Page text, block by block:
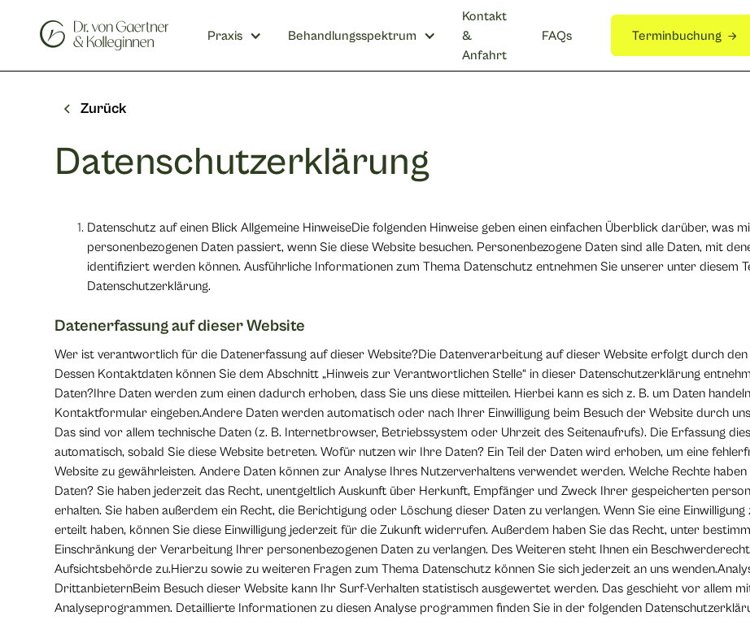
Praxis Behandlungsspektrum
Kontakt
&
Anfahrt
FAQs Terminbuchung
Zurück
Datenschutzerklärung
Datenschutz auf einen Blick Allgemeine HinweiseDie folgenden Hinweise geben einen einfachen Überblick darüber, was
personenbezogenen Daten passiert, wenn Sie diese Website besuchen. Personenbezogene Daten sind alle Daten, mit
identifiziert werden können. Ausführliche Informationen zum Thema Datenschutz entnehmen Sie unserer unter diesem
Datenschutzerklärung.
Datenerfassung auf dieser Website
Wer ist verantwortlich für die Datenerfassung auf dieser Website?Die Datenverarbeitung auf dieser Website erfolgt durch
Dessen Kontaktdaten können Sie dem Abschnitt „Hinweis zur Verantwortlichen Stelle“ in dieser Datenschutzerklärung
Daten?Ihre Daten werden zum einen dadurch erhoben, dass Sie uns diese mitteilen. Hierbei kann es sich z. B. um Daten
Kontaktformular eingeben.Andere Daten werden automatisch oder nach Ihrer Einwilligung beim Besuch der Website durch
Das sind vor allem technische Daten (z. B. Internetbrowser, Betriebssystem oder Uhrzeit des Seitenaufrufs). Die Erfassung
automatisch, sobald Sie diese Website betreten. Wofür nutzen wir Ihre Daten? Ein Teil der Daten wird erhoben, um eine
Website zu gewährleisten. Andere Daten können zur Analyse Ihres Nutzerverhaltens verwendet werden. Welche Rechte
Daten? Sie haben jederzeit das Recht, unentgeltlich Auskunft über Herkunft, Empfänger und Zweck Ihrer gespeicherten
erhalten. Sie haben außerdem ein Recht, die Berichtigung oder Löschung dieser Daten zu verlangen. Wenn Sie eine
erteilt haben, können Sie diese Einwilligung jederzeit für die Zukunft widerrufen. Außerdem haben Sie das Recht, unter
Einschränkung der Verarbeitung Ihrer personenbezogenen Daten zu verlangen. Des Weiteren steht Ihnen ein
Aufsichtsbehörde zu.Hierzu sowie zu weiteren Fragen zum Thema Datenschutz können Sie sich jederzeit an uns
DrittanbieternBeim Besuch dieser Website kann Ihr Surf-Verhalten statistisch ausgewertet werden. Das geschieht vor allem
Analyseprogrammen. Detaillierte Informationen zu diesen Analyse programmen finden Sie in der folgenden